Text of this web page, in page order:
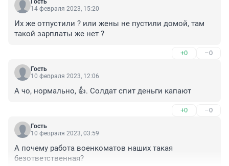
Гость
14 февраля 2023, 15:20
Их же отпустили ? или жены не пустили домой, там
такой зарплаты же нет ?
+0 –0
Гость
10 февраля 2023, 12:06
А чо, нормально, 👍. Солдат спит деньги капают
+0 –0
Гость
10 февраля 2023, 03:59
А почему работа военкоматов наших такая
безответственная?